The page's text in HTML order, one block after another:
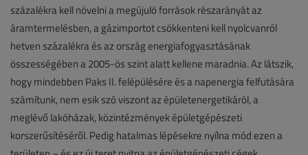
százalékra kell növelni a megújuló források részarányát az
áramtermelésben, a gázimportot csökkenteni kell nyolcvanról
hetven százalékra és az ország energiafogyasztásának
összességében a 2005-ös szint alatt kellene maradnia. Az látszik,
hogy mindebben Paks II. felépülésére és a napenergia felfutására
számítunk, nem esik szó viszont az épületenergetikáról, a
meglévő lakóházak, közintézmények épületgépészeti
korszerűsítéséről. Pedig hatalmas lépésekre nyílna mód ezen a